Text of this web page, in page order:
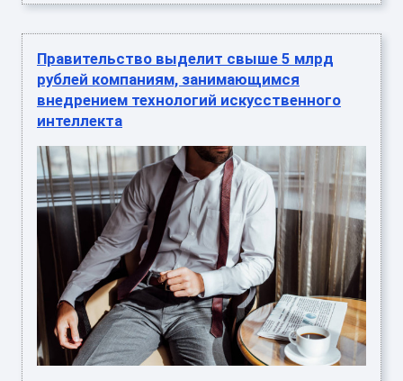
Правительство выделит свыше 5 млрд
рублей компаниям, занимающимся
внедрением технологий искусственного
интеллекта